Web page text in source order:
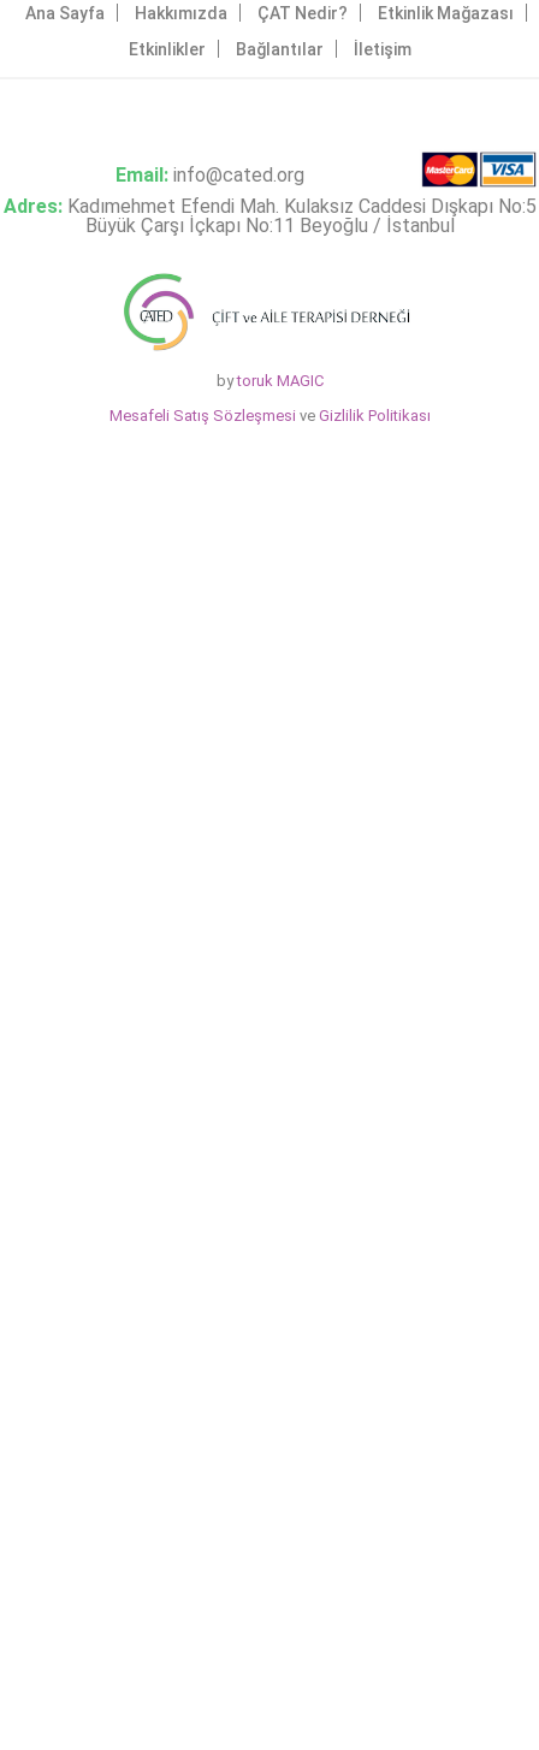
Ana Sayfa Hakkımızda ÇAT Nedir?
Etkinlik Mağazası
Etkinlikler
Bağlantılar İletişim
Email: info@cated.org
Adres: Kadımehmet Efendi Mah. Kulaksız Caddesi Dışkapı No:5
Büyük Çarşı İçkapı No:11 Beyoğlu / İstanbul
bytoruk MAGIC
Mesafeli Satış Sözleşmesi ve Gizlilik Politikası